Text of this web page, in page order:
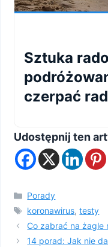
Sztuka
czerpać
Udostępnij ten
Kategorie
Porady
Tagi
koronawirus,testy
Co zabrać na żagle
14 porad: Jak nie